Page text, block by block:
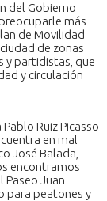
del Gobierno
más
de Movilidad
de zonas
y partidistas, que
y circulación
Ruiz Picasso
en mal
José Balada,
encontramos
Paseo Juan
para peatones y